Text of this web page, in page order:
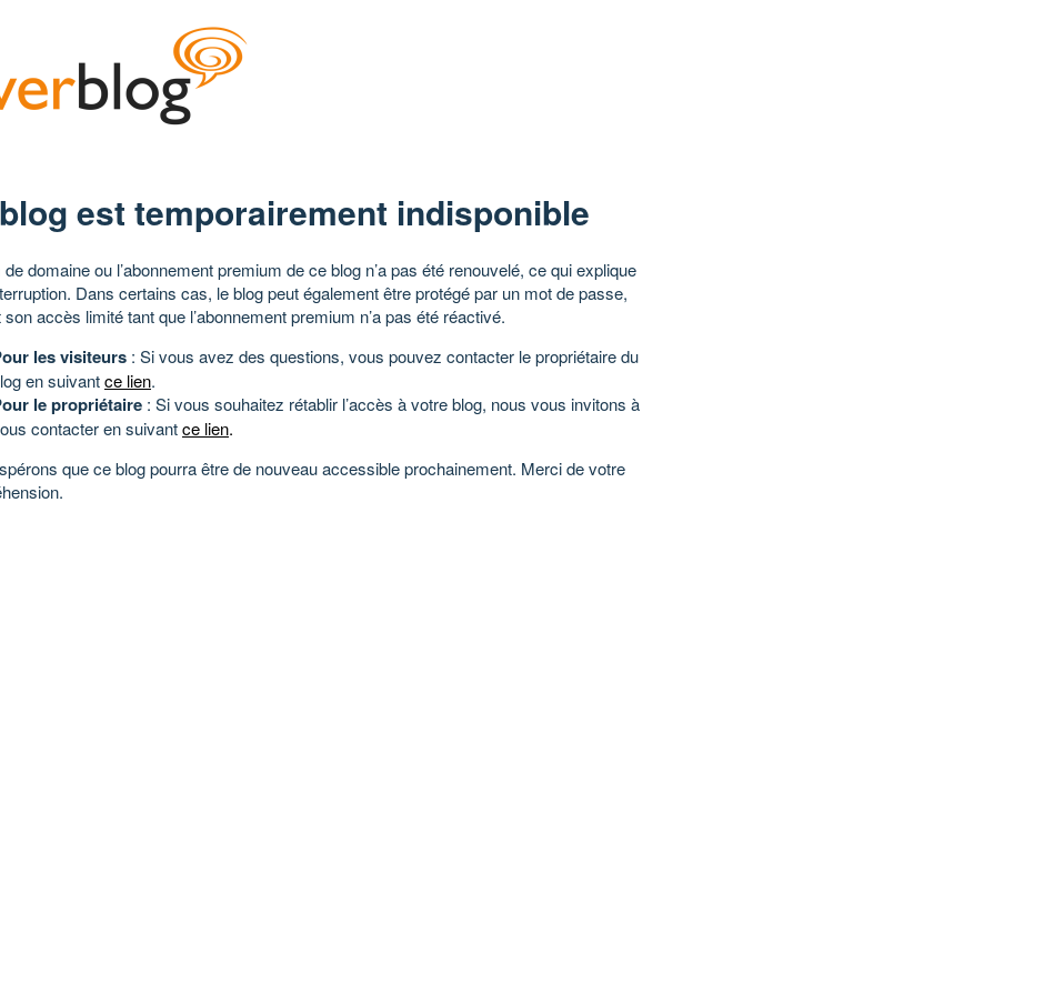
est temporairement indisponible
de domaine ou l’abonnement premium de ce blog n’a pas été renouvelé, ce qui explique
Dans certains cas, le blog peut également être protégé par un mot de passe,
son accès limité tant que l’abonnement premium n’a pas été réactivé.
les visiteurs : Si vous avez des questions, vous pouvez contacter le propriétaire du
en suivantce lien.
le propriétaire : Si vous souhaitez rétablir l’accès à votre blog, nous vous invitons à
contacter en suivantce lien.
que ce blog pourra être de nouveau accessible prochainement. Merci de votre